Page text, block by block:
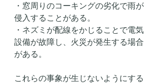
・窓周りのコーキングの劣化で雨が
侵入することがある。
・ネズミが配線をかじることで電気
設備が故障し、火災が発生する場合
がある。
これらの事象が生じないようにする